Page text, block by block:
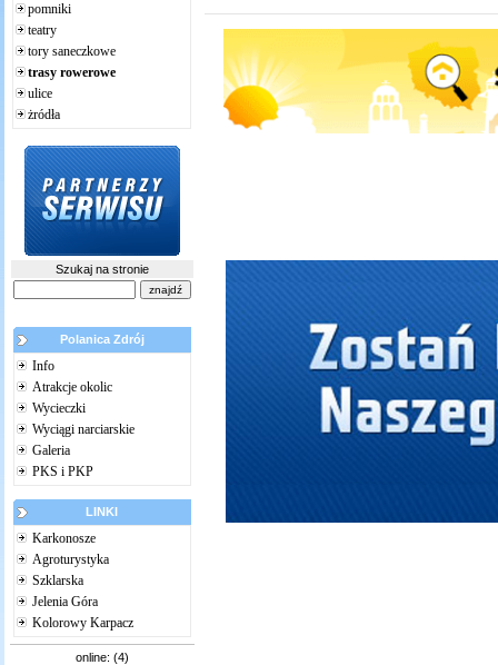
pomniki
teatry
tory saneczkowe
trasy rowerowe
ulice
żródła
Szukaj na stronie
Polanica Zdrój
Info
Atrakcje okolic
Wycieczki
Wyciągi narciarskie
Galeria
PKS i PKP
LINKI
Karkonosze
Agroturystyka
Szklarska
Jelenia Góra
Kolorowy Karpacz
online: (4)